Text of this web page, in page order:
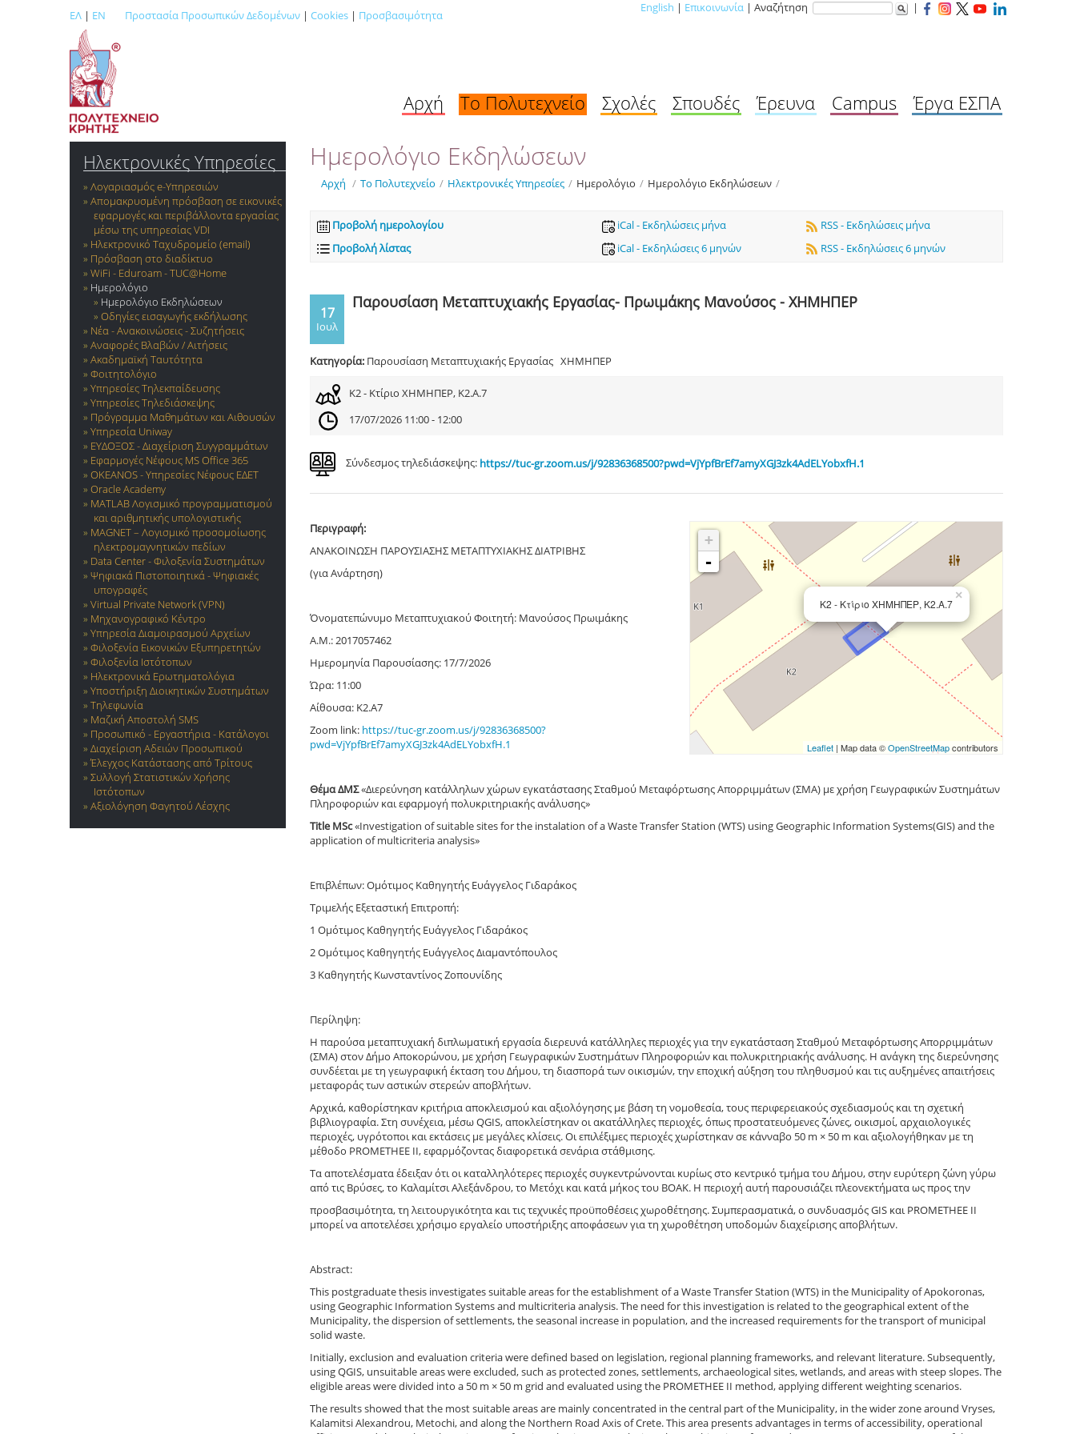
ΕΛ | EN Προστασία Προσωπικών Δεδομένων | Cookies | Προσβασιμότητα
English | Επικοινωνία | Αναζήτηση |
Αρχή Το Πολυτεχνείο Σχολές Σπουδές Έρευνα Campus Έργα ΕΣΠΑ
Ηλεκτρονικές Υπηρεσίες
Λογαριασμός e-Yπηρεσιών
Απομακρυσμένη πρόσβαση σε εικονικές
εφαρμογές και περιβάλλοντα εργασίας
μέσω της υπηρεσίας VDI
Ηλεκτρονικό Ταχυδρομείο (email)
Πρόσβαση στο διαδίκτυο
WiFi - Eduroam - TUC@Home
Ημερολόγιο
Ημερολόγιο Εκδηλώσεων
Οδηγίες εισαγωγής εκδήλωσης
Νέα - Ανακοινώσεις - Συζητήσεις
Αναφορές Βλαβών / Αιτήσεις
Ακαδημαϊκή Ταυτότητα
Φοιτητολόγιο
Υπηρεσίες Τηλεκπαίδευσης
Υπηρεσίες Τηλεδιάσκεψης
Πρόγραμμα Μαθημάτων και Αιθουσών
Υπηρεσία Uniway
ΕΥΔΟΞΟΣ - Διαχείριση Συγγραμμάτων
Εφαρμογές Νέφους MS Office 365
OKEANOS - Υπηρεσίες Νέφους ΕΔΕΤ
Oracle Academy
MATLAB Λογισμικό προγραμματισμού
και αριθμητικής υπολογιστικής
MAGNET – Λογισμικό προσομοίωσης
ηλεκτρομαγνητικών πεδίων
Data Center - Φιλοξενία Συστημάτων
Ψηφιακά Πιστοποιητικά - Ψηφιακές
υπογραφές
Virtual Private Network (VPN)
Μηχανογραφικό Κέντρο
Υπηρεσία Διαμοιρασμού Αρχείων
Φιλοξενία Εικονικών Εξυπηρετητών
Φιλοξενία Ιστότοπων
Ηλεκτρονικά Ερωτηματολόγια
Υποστήριξη Διοικητικών Συστημάτων
Τηλεφωνία
Μαζική Αποστολή SMS
Προσωπικό - Εργαστήρια - Κατάλογοι
Διαχείριση Αδειών Προσωπικού
Έλεγχος Κατάστασης από Τρίτους
Συλλογή Στατιστικών Χρήσης
Ιστότοπων
Αξιολόγηση Φαγητού Λέσχης
Ημερολόγιο Εκδηλώσεων
Αρχή / Το Πολυτεχνείο / Ηλεκτρονικές Υπηρεσίες / Ημερολόγιο / Ημερολόγιο Εκδηλώσεων /
Προβολή ημερολογίου
Προβολή λίστας
iCal - Εκδηλώσεις μήνα
iCal - Εκδηλώσεις 6 μηνών
RSS - Εκδηλώσεις μήνα
RSS - Εκδηλώσεις 6 μηνών
17
Ιουλ
Παρουσίαση Μεταπτυχιακής Εργασίας- Πρωιμάκης Μανούσος - ΧΗΜΗΠΕΡ
Κατηγορία: Παρουσίαση Μεταπτυχιακής Εργασίας ΧΗΜΗΠΕΡ
Κ2 - Κτίριο ΧΗΜΗΠΕΡ, Κ2.Α.7
17/07/2026 11:00 - 12:00
Σύνδεσμος τηλεδιάσκεψης: https://tuc-gr.zoom.us/j/92836368500?pwd=VjYpfBrEf7amyXGJ3zk4AdELYobxfH.1
×
Κ2 - Κτίριο ΧΗΜΗΠΕΡ, Κ2.Α.7
+
-
Leaflet| Map data ©OpenStreetMapcontributors
Περιγραφή:
ΑΝΑΚΟΙΝΩΣΗ ΠΑΡΟΥΣΙΑΣΗΣ ΜΕΤΑΠΤΥΧΙΑΚΗΣ ΔΙΑΤΡΙΒΗΣ
(για Ανάρτηση)
Όνοματεπώνυμο Μεταπτυχιακού Φοιτητή: Μανούσος Πρωιμάκης
Α.Μ.: 2017057462
Ημερομηνία Παρουσίασης: 17/7/2026
Ώρα: 11:00
Αίθουσα: Κ2.Α7
Zoom link: https://tuc-gr.zoom.us/j/92836368500?
pwd=VjYpfBrEf7amyXGJ3zk4AdELYobxfH.1
Θέμα ΔΜΣ«Διερεύνηση κατάλληλων χώρων εγκατάστασης Σταθμού Μεταφόρτωσης Απορριμμάτων (ΣΜΑ) με χρήση Γεωγραφικών Συστημάτων
Πληροφοριών και εφαρμογή πολυκριτηριακής ανάλυσης»
Title MSc«Investigation of suitable sites for the instalation of a Waste Transfer Station (WTS) using Geographic Information Systems(GIS) and the
application of multicriteria analysis»
Επιβλέπων: Ομότιμος Καθηγητής Ευάγγελος Γιδαράκος
Τριμελής Εξεταστική Επιτροπή:
1 Ομότιμος Καθηγητής Ευάγγελος Γιδαράκος
2 Ομότιμος Καθηγητής Ευάγγελος Διαμαντόπουλος
3 Καθηγητής Κωνσταντίνος Ζοπουνίδης
Περίληψη:
Η παρούσα μεταπτυχιακή διπλωματική εργασία διερευνά κατάλληλες περιοχές για την εγκατάσταση Σταθμού Μεταφόρτωσης Απορριμμάτων
(ΣΜΑ) στον Δήμο Αποκορώνου, με χρήση Γεωγραφικών Συστημάτων Πληροφοριών και πολυκριτηριακής ανάλυσης. Η ανάγκη της διερεύνησης
συνδέεται με τη γεωγραφική έκταση του Δήμου, τη διασπορά των οικισμών, την εποχική αύξηση του πληθυσμού και τις αυξημένες απαιτήσεις
μεταφοράς των αστικών στερεών αποβλήτων.
Αρχικά, καθορίστηκαν κριτήρια αποκλεισμού και αξιολόγησης με βάση τη νομοθεσία, τους περιφερειακούς σχεδιασμούς και τη σχετική
βιβλιογραφία. Στη συνέχεια, μέσω QGIS, αποκλείστηκαν οι ακατάλληλες περιοχές, όπως προστατευόμενες ζώνες, οικισμοί, αρχαιολογικές
περιοχές, υγρότοποι και εκτάσεις με μεγάλες κλίσεις. Οι επιλέξιμες περιοχές χωρίστηκαν σε κάνναβο 50 m × 50 m και αξιολογήθηκαν με τη
μέθοδο PROMETHEE II, εφαρμόζοντας διαφορετικά σενάρια στάθμισης.
Τα αποτελέσματα έδειξαν ότι οι καταλληλότερες περιοχές συγκεντρώνονται κυρίως στο κεντρικό τμήμα του Δήμου, στην ευρύτερη ζώνη γύρω
από τις Βρύσες, το Καλαμίτσι Αλεξάνδρου, το Μετόχι και κατά μήκος του ΒΟΑΚ. Η περιοχή αυτή παρουσιάζει πλεονεκτήματα ως προς την
προσβασιμότητα, τη λειτουργικότητα και τις τεχνικές προϋποθέσεις χωροθέτησης. Συμπερασματικά, ο συνδυασμός GIS και PROMETHEE II
μπορεί να αποτελέσει χρήσιμο εργαλείο υποστήριξης αποφάσεων για τη χωροθέτηση υποδομών διαχείρισης αποβλήτων.
Abstract:
This postgraduate thesis investigates suitable areas for the establishment of a Waste Transfer Station (WTS) in the Municipality of Apokoronas,
using Geographic Information Systems and multicriteria analysis. The need for this investigation is related to the geographical extent of the
Municipality, the dispersion of settlements, the seasonal increase in population, and the increased requirements for the transport of municipal
solid waste.
Initially, exclusion and evaluation criteria were defined based on legislation, regional planning frameworks, and relevant literature. Subsequently,
using QGIS, unsuitable areas were excluded, such as protected zones, settlements, archaeological sites, wetlands, and areas with steep slopes. The
eligible areas were divided into a 50 m × 50 m grid and evaluated using the PROMETHEE II method, applying different weighting scenarios.
The results showed that the most suitable areas are mainly concentrated in the central part of the Municipality, in the wider zone around Vryses,
Kalamitsi Alexandrou, Metochi, and along the Northern Road Axis of Crete. This area presents advantages in terms of accessibility, operational